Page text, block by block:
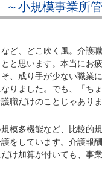
～小規模事業所
ど、どこ吹く風。介護
と思います。本当にお疲
、成り手が少ない職業
りました。でも、「ち
職だけのことじゃありま
模多機能など、比較的
をしています。介護報
け加算が付いても、事